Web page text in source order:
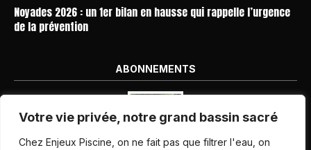
Votre vie privée, notre grand bassin sacré
Chez Enjeux Piscine, on ne fait pas que filtrer l'eau, on
Noyades 2026 : un 1er bilan en hausse qui rappelle l’urgence
de la prévention
ABONNEMENTS